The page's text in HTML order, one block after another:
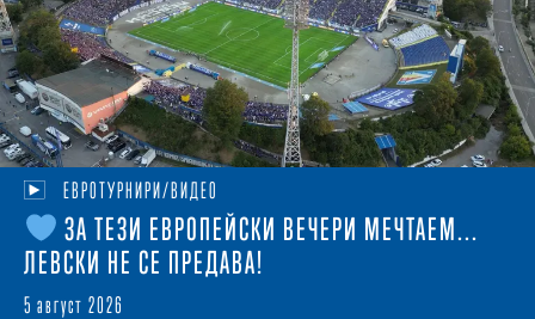
ЕВРОТУРНИРИ/ВИДЕО
ЗА ТЕЗИ ЕВРОПЕЙСКИ ВЕЧЕРИ МЕЧТАЕМ...
ЛЕВСКИ НЕ СЕ ПРЕДАВА!
5 август 2026